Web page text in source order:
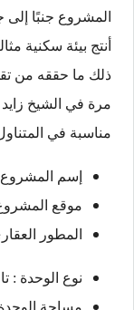
المشروع جنبًا
أنتج بيئة سكنية
ذلك ما حققه من
مرة في الشيخ زايد
مناسبة في
إسم
موقع
المطور
نوع الوحدة :
مساحة الوحدة : 190 متراً